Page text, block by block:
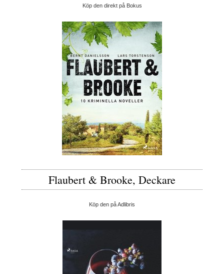
Köp den direkt på Bokus
Flaubert & Brooke, Deckare
Köp den på Adlibris